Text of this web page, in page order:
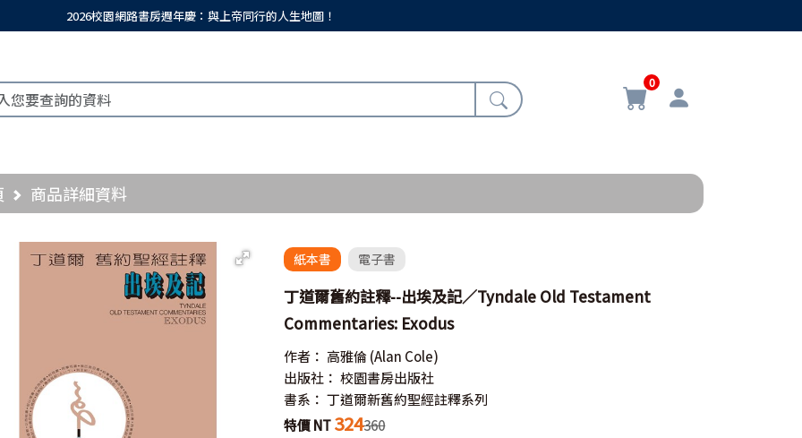
2026校園網路書房週年慶：與上帝同行的人生地圖！
0
商品詳細資料
紙本書 電子書
丁道爾舊約註釋--出埃及記／Tyndale Old Testament
Commentaries: Exodus
作者： 高雅倫(Alan Cole)
出版社： 校園書房出版社
書系： 丁道爾新舊約聖經註釋系列
特價 NT324360